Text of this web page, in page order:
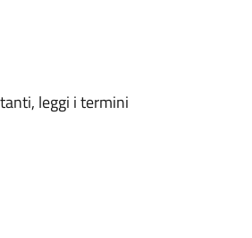
leggi i termini